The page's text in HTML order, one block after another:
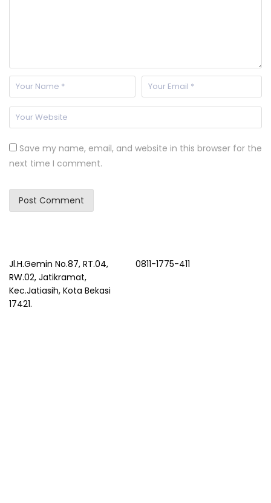
Save my name, email, and website in this browser for the
next time I comment.
Jl.H.Gemin No.87, RT.04,
RW.02, Jatikramat,
Kec.Jatiasih, Kota Bekasi
17421.
0811-1775-411